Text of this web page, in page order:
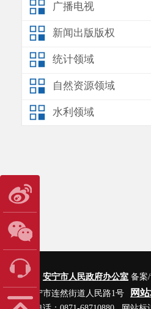
广播电视
新闻出版版权
统计领域
自然资源领域
水利领域
主办单位： 安宁市人民政府办公室 备案
地址：安宁市连然街道人民路1号
网